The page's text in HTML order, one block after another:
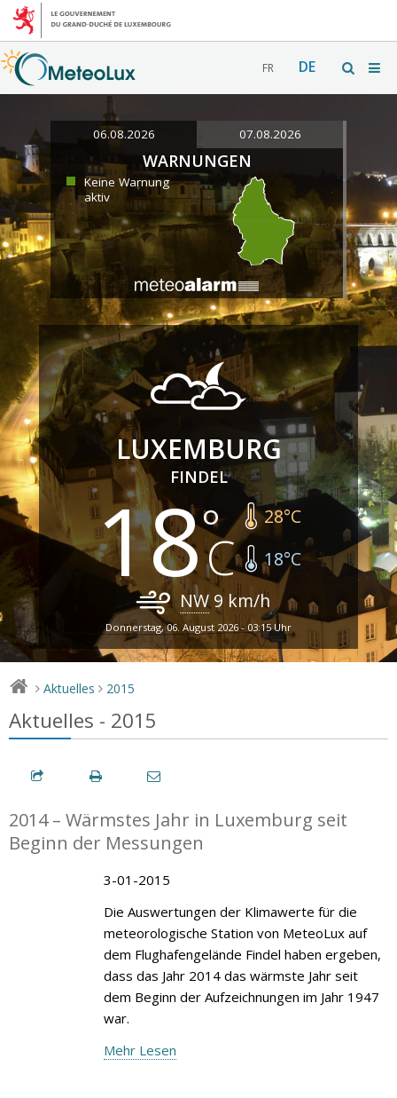
FR DE
06.08.2026 07.08.2026
WARNUNGEN
Keine Warnung
aktiv
LUXEMBURG
FINDEL
18 28°C
18°C
NW9 km/h
Donnerstag, 06. August 2026 - 03:15 Uhr
> Aktuelles > 2015
Aktuelles - 2015
2014 – Wärmstes Jahr in Luxemburg seit
Beginn der Messungen
3-01-2015
Die Auswertungen der Klimawerte für die
meteorologische Station von MeteoLux auf
dem Flughafengelände Findel haben ergeben,
dass das Jahr 2014 das wärmste Jahr seit
dem Beginn der Aufzeichnungen im Jahr 1947
war.
Mehr Lesen